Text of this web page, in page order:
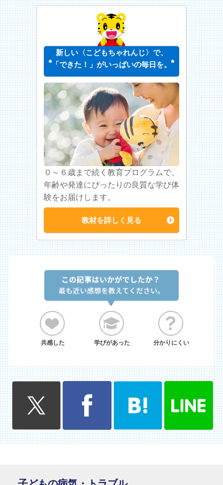
新しい〈こどもちゃれんじ〉で、
「できた！」がいっぱいの毎日を。
０～６歳まで続く教育プログラムで、
年齢や発達にぴったりの良質な学び体
験をお届けします。
教材を詳しく見る
共感した 学びがあった 分かりにくい